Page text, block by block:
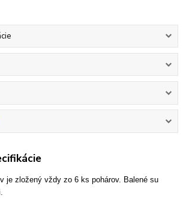
je zložený vždy zo 6 ks pohárov. Balené su